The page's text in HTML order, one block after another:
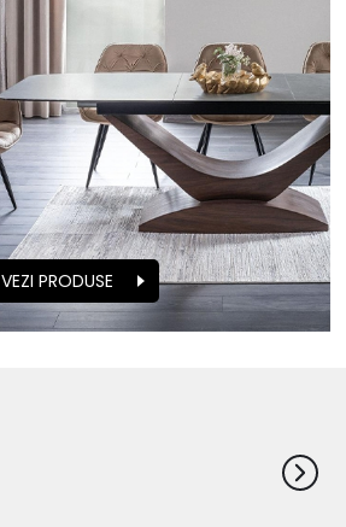
VEZI PRODUSE